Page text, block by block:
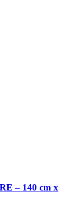
– 140 cm x